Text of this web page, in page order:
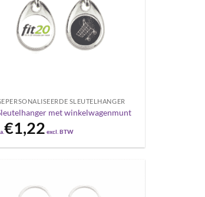
SLEUTELHANGER
met winkelwagenmunt
€1,22 excl. BTW